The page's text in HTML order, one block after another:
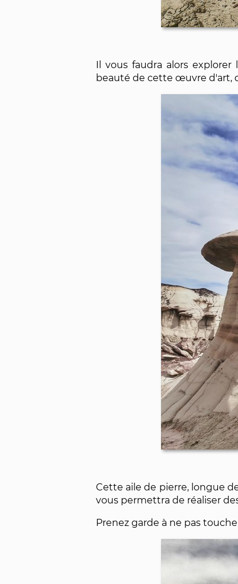
Il vous faudra alors
beauté de cette œuvre d'art,
Cette aile de pierre, longue
vous permettra de réaliser
Prenez garde à ne pas